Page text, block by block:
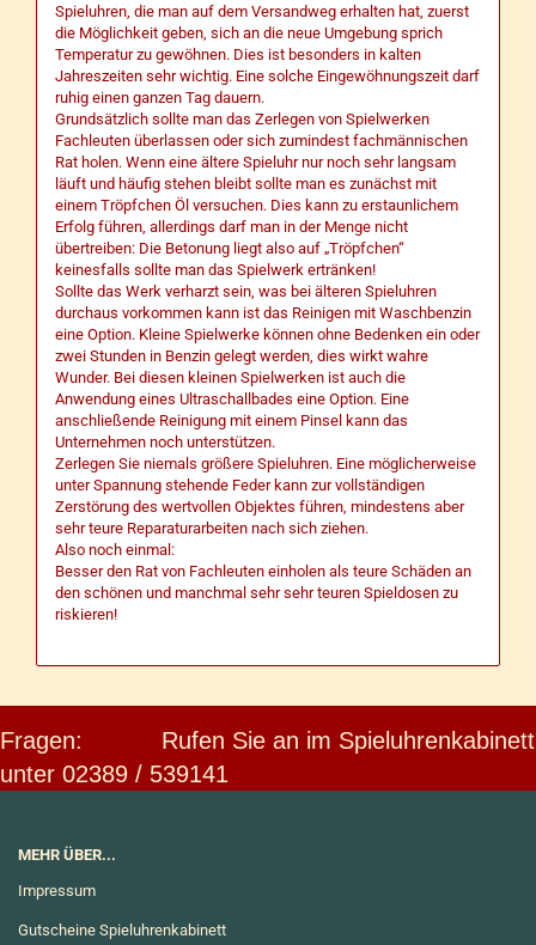
Spieluhren, die man auf dem Versandweg erhalten hat, zuerst
die Möglichkeit geben, sich an die neue Umgebung sprich
Temperatur zu gewöhnen. Dies ist besonders in kalten
Jahreszeiten sehr wichtig. Eine solche Eingewöhnungszeit darf
ruhig einen ganzen Tag dauern.
Grundsätzlich sollte man das Zerlegen von Spielwerken
Fachleuten überlassen oder sich zumindest fachmännischen
Rat holen. Wenn eine ältere Spieluhr nur noch sehr langsam
läuft und häufig stehen bleibt sollte man es zunächst mit
einem Tröpfchen Öl versuchen. Dies kann zu erstaunlichem
Erfolg führen, allerdings darf man in der Menge nicht
übertreiben: Die Betonung liegt also auf „Tröpfchen“
keinesfalls sollte man das Spielwerk ertränken!
Sollte das Werk verharzt sein, was bei älteren Spieluhren
durchaus vorkommen kann ist das Reinigen mit Waschbenzin
eine Option. Kleine Spielwerke können ohne Bedenken ein oder
zwei Stunden in Benzin gelegt werden, dies wirkt wahre
Wunder. Bei diesen kleinen Spielwerken ist auch die
Anwendung eines Ultraschallbades eine Option. Eine
anschließende Reinigung mit einem Pinsel kann das
Unternehmen noch unterstützen.
Zerlegen Sie niemals größere Spieluhren. Eine möglicherweise
unter Spannung stehende Feder kann zur vollständigen
Zerstörung des wertvollen Objektes führen, mindestens aber
sehr teure Reparaturarbeiten nach sich ziehen.
Also noch einmal:
Besser den Rat von Fachleuten einholen als teure Schäden an
den schönen und manchmal sehr sehr teuren Spieldosen zu
riskieren!
Fragen: Rufen Sie an im Spieluhrenkabinett
unter 02389 / 539141
MEHR ÜBER...
Impressum
Gutscheine Spieluhrenkabinett